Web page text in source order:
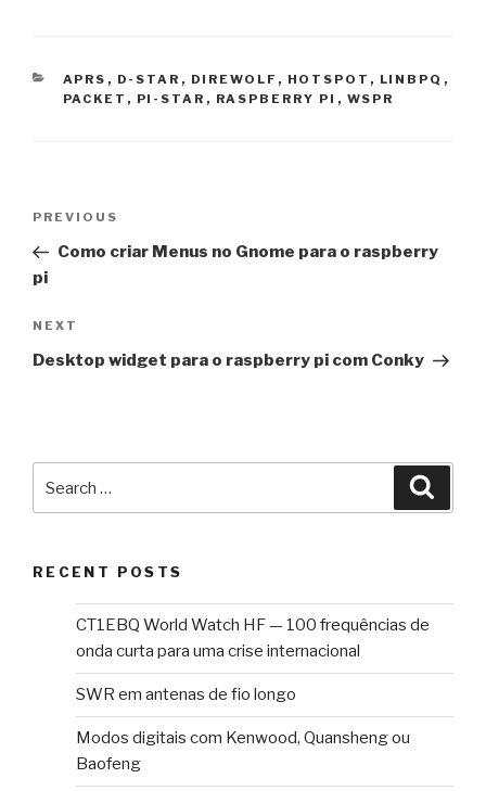
CATEGORIES
APRS , D-STAR , DIREWOLF , HOTSPOT , LINBPQ ,
PACKET , PI-STAR , RASPBERRY PI , WSPR
Previous
Post
PREVIOUS
Como criar Menus no Gnome para o raspberry
pi
Next
Post
NEXT
Desktop widget para o raspberry pi com Conky
RECENT POSTS
CT1EBQ World Watch HF — 100 frequências de
onda curta para uma crise internacional
SWR em antenas de fio longo
Modos digitais com Kenwood, Quansheng ou
Baofeng